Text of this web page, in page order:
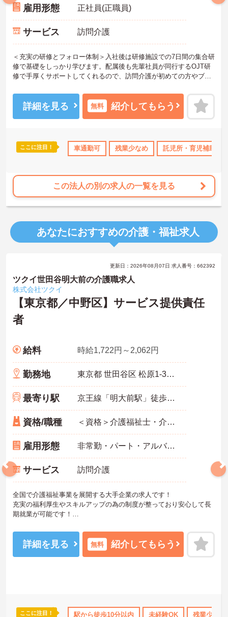
ンクOK 資格取得サポート 研修制度あり 産休･育休･介護休暇
雇用形態 正社員(正職員)
サービス 訪問介護
＜充実の研修とフォロー体制＞入社後は研修施設での7日間の集合研
修で基礎をしっかり学びます。配属後も先輩社員が同行するOJT研
修で手厚くサポートしてくれるので、訪問介護が初めての方やブラ
プ研修もあり、日々の業務で生まれた不安や悩みを解消しながら、
着実に成長していける職場です。
＜幅広い世代が在籍♪＞若手から60代のベテランまで、幅広い年齢層
や年間公休110日に加え、有給休暇も取得しやすい体制が整ってお
り、プライベートも大切にしながらメリハリをつけて働けます。
詳細を見る 無料 紹介してもらう
ここに注目！ 車通勤可 残業少なめ 託児所・育児補助
この法人の別の求人の一覧を見る
あなたにおすすめの介護・福祉求人
資格取得サポート 研修制度あり 産休･育休･介護休暇取得実
更新日：2026年08月07日 求人番号：662392
ツクイ世田谷明大前の介護職求人
株式会社ツクイ
【東京都／中野区】サービス提供責任
者
給料 時給1,722円～2,062円
勤務地 東京都 世田谷区 松原1-39-17 レインボー松原1F
最寄り駅 京王線「明大前駅」徒歩3分
資格/職種 ＜資格＞介護福祉士・介護職員実務者研修・ホームヘルパー1級・介護職員基礎研修 いずれか必須 ＜経験＞不問・訪問介護の実務経験歓迎
雇用形態 非常勤・パート・アルバイト
サービス 訪問介護
全国で介護福祉事業を展開する大手企業の求人です！
充実の福利厚生やスキルアップの為の制度が整っており安心して長
期就業が可能です！
すのでお気軽にご相談ください。
詳細を見る 無料 紹介してもらう
ここに注目！ 駅から徒歩10分以内 未経験OK 残業少なめ